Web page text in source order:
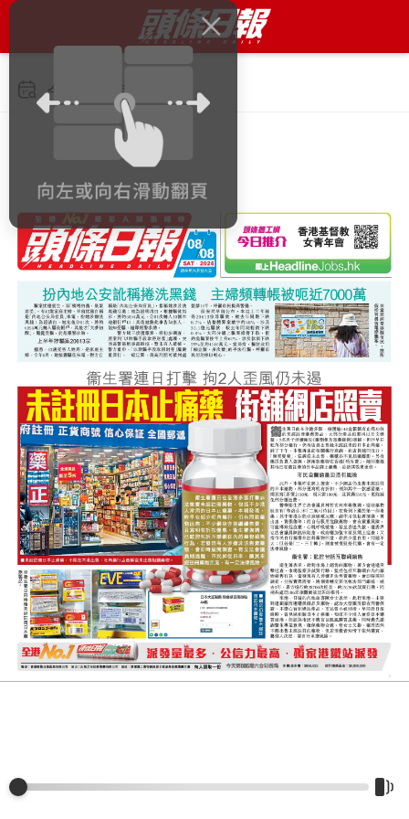
今日 2026年8月8日